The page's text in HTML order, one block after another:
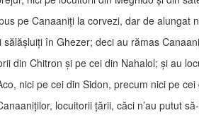
pe Canaaniţi la corvezi, dar de alungat
sălăşluiţi în Ghezer; deci au rămas
din Chitron şi pe cei din Nahalol; şi au
nici pe cei din Sidon, precum nici pe
locuitorii ţării, căci n’au putut